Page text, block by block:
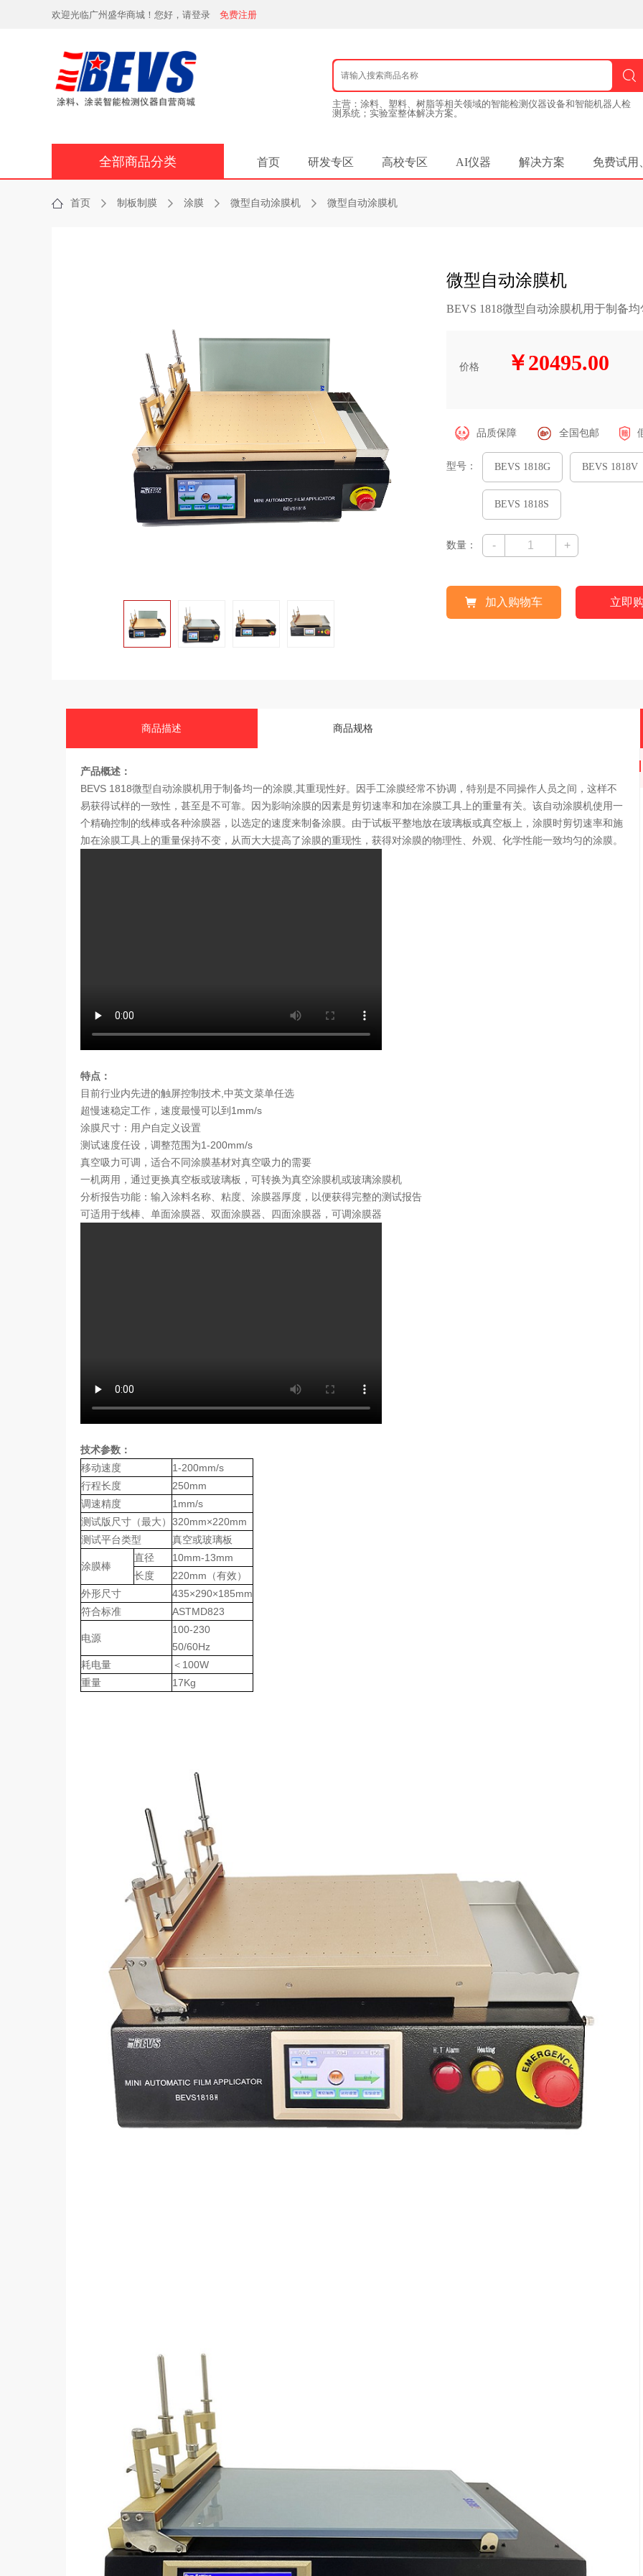
欢迎光临广州盛华商城！您好，请登录 免费注册
测系统；实验室整体解决方案。
全部商品分类 首页 研发专区 高校专区 AI仪器 解决方案 免费试用
首页 制板制膜 涂膜 微型自动涂膜机 微型自动涂膜机
微型自动涂膜机
BEVS 1818微型自动涂膜机用于制备
价格 ￥20495.00
品质保障 全国包邮
型号： BEVS 1818G BEVS 1818V
BEVS 1818S
数量： - +
加入购物车 立即
商品描述 商品规格
产品概述：
加在涂膜工具上的重量保持不变，从而大大提高了涂膜的重现性，获得对涂膜的物理性、外观、化学性能一致均匀的涂膜。
特点：
目前行业内先进的触屏控制技术,中英文菜单任选
超慢速稳定工作，速度最慢可以到1mm/s
涂膜尺寸：用户自定义设置
测试速度任设，调整范围为1-200mm/s
真空吸力可调，适合不同涂膜基材对真空吸力的需要
一机两用，通过更换真空板或玻璃板，可转换为真空涂膜机或玻璃涂膜机
分析报告功能：输入涂料名称、粘度、涂膜器厚度，以便获得完整的测试报告
可适用于线棒、单面涂膜器、双面涂膜器、四面涂膜器，可调涂膜器
技术参数：
移动速度
1-200mm/s
行程长度
250mm
调速精度
1mm/s
测试版尺寸（最大） 320mm×220mm
测试平台类型
真空或玻璃板
涂膜棒
直径
10mm-13mm
长度
220mm（有效）
外形尺寸
435×290×185mm
符合标准
ASTMD823
电源
100-230
50/60Hz
耗电量
＜100W
重量
17Kg